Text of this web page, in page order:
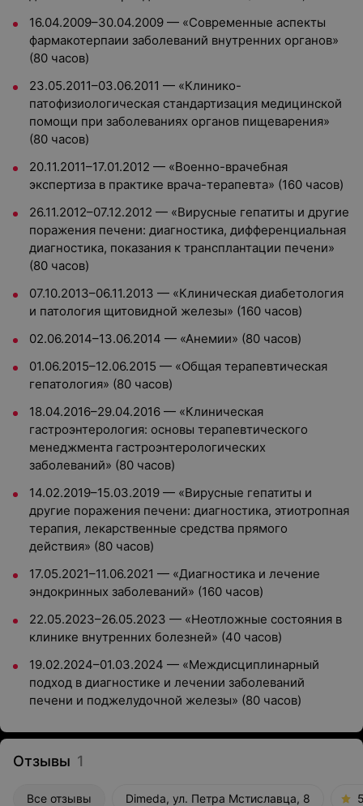
16.04.2009–30.04.2009 — «Современные аспекты
фармакотерпаии заболеваний внутренних органов»
(80 часов)
23.05.2011–03.06.2011 — «Клинико-
патофизиологическая стандартизация медицинской
помощи при заболеваниях органов пищеварения»
(80 часов)
20.11.2011–17.01.2012 — «Военно-врачебная
экспертиза в практике врача-терапевта» (160 часов)
26.11.2012–07.12.2012 — «Вирусные гепатиты и другие
поражения печени: диагностика, дифференциальная
диагностика, показания к трансплантации печени»
(80 часов)
07.10.2013–06.11.2013 — «Клиническая диабетология
и патология щитовидной железы» (160 часов)
02.06.2014–13.06.2014 — «Анемии» (80 часов)
01.06.2015–12.06.2015 — «Общая терапевтическая
гепатология» (80 часов)
18.04.2016–29.04.2016 — «Клиническая
гастроэнтерология: основы терапевтического
менеджмента гастроэнтерологических
заболеваний» (80 часов)
14.02.2019–15.03.2019 — «Вирусные гепатиты и
другие поражения печени: диагностика, этиотропная
терапия, лекарственные средства прямого
действия» (80 часов)
17.05.2021–11.06.2021 — «Диагностика и лечение
эндокринных заболеваний» (160 часов)
22.05.2023–26.05.2023 — «Неотложные состояния в
клинике внутренних болезней» (40 часов)
19.02.2024–01.03.2024 — «Междисциплинарный
подход в диагностике и лечении заболеваний
печени и поджелудочной железы» (80 часов)
Отзывы 1
Все отзывы Dimeda, ул. Петра Мстиславца, 8